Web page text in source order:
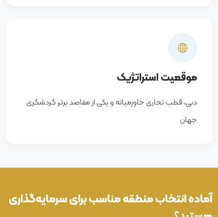
موقعیت استراتژیک
دبی، قطب تجاری خاورمیانه و یکی از مقاصد برتر گردشگری
جهان
آماده انتخاب منطقه مناسب برای سرمایه‌گذاری